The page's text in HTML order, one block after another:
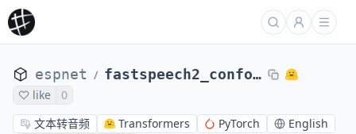
espnet / fastspeech2_conformer_with_hifigan
like
0
文本转音频
Transformers PyTorch
English